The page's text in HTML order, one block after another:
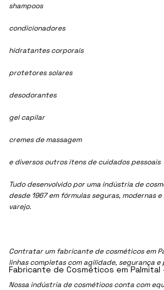
shampoos
condicionadores
hidratantes corporais
protetores solares
desodorantes
gel capilar
cremes de massagem
e diversos outros itens de cuidados pessoais
Tudo desenvolvido por uma indústria de
desde 1967 em fórmulas seguras, modernas
varejo.
Contratar um fabricante de cosméticos em
linhas completas com agilidade, segurança e
Nossa indústria de cosmétioos conta com
Fabricante de Cosméticos em Palmital